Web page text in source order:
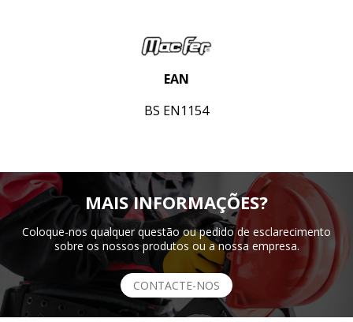
EAN
BS EN1154
MAIS INFORMAÇÕES?
Coloque-nos qualquer questão ou pedido de esclarecimento
sobre os nossos produtos ou a nossa empresa.
CONTACTE-NOS